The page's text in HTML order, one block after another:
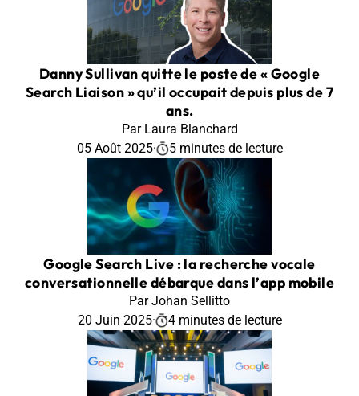
Danny Sullivan quitte le poste de « Google
Search Liaison » qu’il occupait depuis plus de 7
ans.
Par Laura Blanchard
05 Août 2025· 5 minutes de lecture
Google Search Live : la recherche vocale
conversationnelle débarque dans l’app mobile
Par Johan Sellitto
20 Juin 2025· 4 minutes de lecture